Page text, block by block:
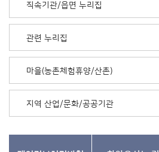
직속기관/읍면 누리집
관련 누리집
마을(농촌체험휴양/산촌)
지역 산업/문화/공공기관